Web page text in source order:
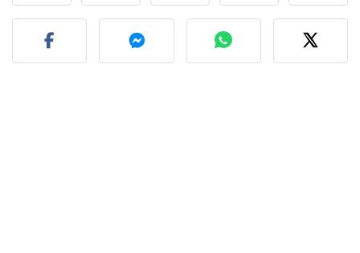
Fez esta receita?